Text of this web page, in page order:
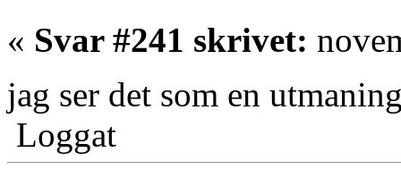
« Svar #241 skrivet:
jag ser det som en
Loggat